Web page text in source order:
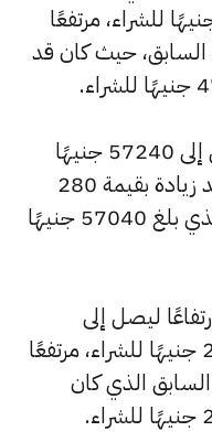
4770 جنيهًا للبيع و4725 جنيهًا للشراء، مرتفعًا
السابق، حيث كان قد
وارتفع سعر الجنيه الذهب ليصل إلى 57240 جنيهًا
للبيع و56680 جنيهًا للشراء، بعد زيادة بقيمة 280
جنيهات مقارنة بالسعر السابق الذي بلغ 57040 جنيهًا
ليصل إلى
254340 جنيهًا للبيع و251850 جنيهًا للشراء، مرتفعًا
السابق الذي كان